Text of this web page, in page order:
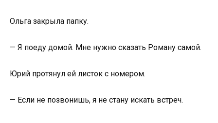
Ольга закрыла папку.
— Я поеду домой. Мне нужно сказать Роману самой.
Юрий протянул ей листок с номером.
— Если не позвонишь, я не стану искать встреч.